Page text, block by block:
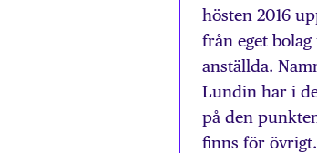
hösten 2016
från eget
anställda.
Lundin har i
på den
finns för övrigt.